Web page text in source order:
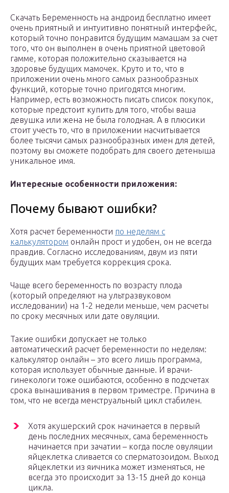
Скачать Беременность на андроид бесплатно имеет
очень приятный и интуитивно понятный интерфейс,
который точно понравится будущим мамашам за счет
того, что он выполнен в очень приятной цветовой
гамме, которая положительно сказывается на
здоровье будущих мамочек. Круто и то, что в
приложении очень много самых разнообразных
функций, которые точно пригодятся многим.
Например, есть возможность писать список покупок,
которые предстоит купить для того, чтобы ваша
девушка или жена не была голодная. А в плюсики
стоит учесть то, что в приложении насчитывается
более тысячи самых разнообразных имен для детей,
поэтому вы сможете подобрать для своего детеныша
уникальное имя.
Интересные особенности приложения:
Почему бывают ошибки?
Хотя расчет беременности по неделям с
калькулятором онлайн прост и удобен, он не всегда
правдив. Согласно исследованиям, двум из пяти
будущих мам требуется коррекция срока.
Чаще всего беременность по возрасту плода
(который определяют на ультразвуковом
исследовании) на 1-2 недели меньше, чем расчеты
по сроку месячных или дате овуляции.
Такие ошибки допускает не только
автоматический расчет беременности по неделям:
калькулятор онлайн – это всего лишь программа,
которая использует обычные данные. И врачи-
гинекологи тоже ошибаются, особенно в подсчетах
срока вынашивания в первом триместре. Причина в
том, что не всегда менструальный цикл стабилен.
Хотя акушерский срок начинается в первый
день последних месячных, сама беременность
начинается при зачатии – когда после овуляции
яйцеклетка сливается со сперматозоидом. Выход
яйцеклетки из яичника может изменяться, не
всегда это происходит за 13-15 дней до конца
цикла.